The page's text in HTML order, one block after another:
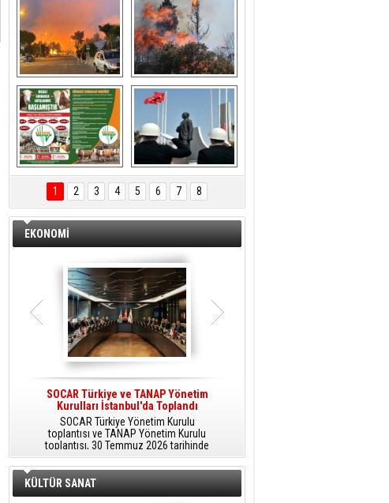
Aliağa ‘da  otluk
alanda çıkan
yangın evlere
sıçramadan
söndürüldü
Aliağa'nın Ciğerleri
ÖNAL TARIM
TANITIM FİLMİ
Aliağa'da Polis
Haftası Kutlandı
1 2 3 4 5 6 7 8
EKONOMİ
SOCAR Türkiye ve TANAP Yönetim
Kurulları İstanbul'da Toplandı
SOCAR Türkiye Yönetim Kurulu
toplantısı ve TANAP Yönetim Kurulu
toplantısı, 30 Temmuz 2026 tarihinde
İstanbul’da gerçekleştirildi.
hidrojen teknolojileri alanında yenilikçi
projelere öncülük ediyor.
KÜLTÜR SANAT